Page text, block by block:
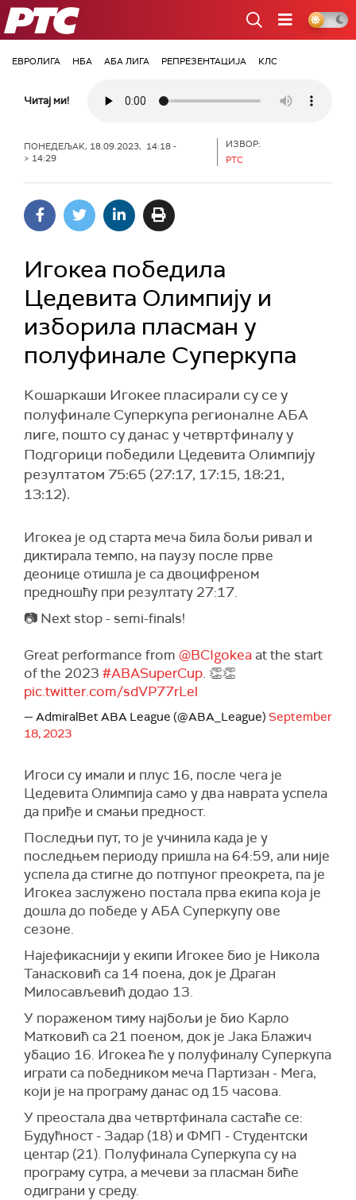
РТС
ЕВРОЛИГА НБА АБА ЛИГА РЕПРЕЗЕНТАЦИЈА КЛС
Читај ми!
ПОНЕДЕЉАК, 18.09.2023, 14:18 -
> 14:29
ИЗВОР:
РТС
Игокеа победила
Цедевита Олимпију и
изборила пласман у
полуфинале Суперкупа
Кошаркаши Игокее пласирали су се у
полуфинале Суперкупа регионалне АБА
лиге, пошто су данас у четвртфиналу у
Подгорици победили Цедевита Олимпију
резултатом 75:65 (27:17, 17:15, 18:21,
13:12).
Игокеа je од старта меча била бољи ривал и
диктирала темпо, на паузу после прве
деонице отишла је са двоцифреном
предношћу при резултату 27:17.
📷 Next stop - semi-finals!
Great performance from @BCIgokea at the start
of the 2023 #ABASuperCup. 👏👏
pic.twitter.com/sdVP77rLel
— AdmiralBet ABA League (@ABA_League) September
18, 2023
Игоси су имали и плус 16, после чега је
Цедевита Олимпија само у два наврата успела
да приђе и смањи предност.
Последњи пут, то је учинила када је у
последњем периоду пришла на 64:59, али није
успела да стигне до потпуног преокрета, па је
Игокеа заслужено постала прва екипа која је
дошла до победе у АБА Суперкупу ове
сезоне.
Најефикаснији у екипи Игокее био је Никола
Танасковић са 14 поена, док је Драган
Милосављевић додао 13.
У пораженом тиму најбољи је био Карло
Матковић са 21 поеном, док је Јака Блажич
убацио 16. Игокеа ће у полуфиналу Суперкупа
играти са победником меча Партизан - Мега,
који је на програму данас од 15 часова.
У преостала два четвртфинала састаће се:
Будућност - Задар (18) и ФМП - Студентски
центар (21). Полуфинала Суперкупа су на
програму сутра, а мечеви за пласман биће
одиграни у среду.